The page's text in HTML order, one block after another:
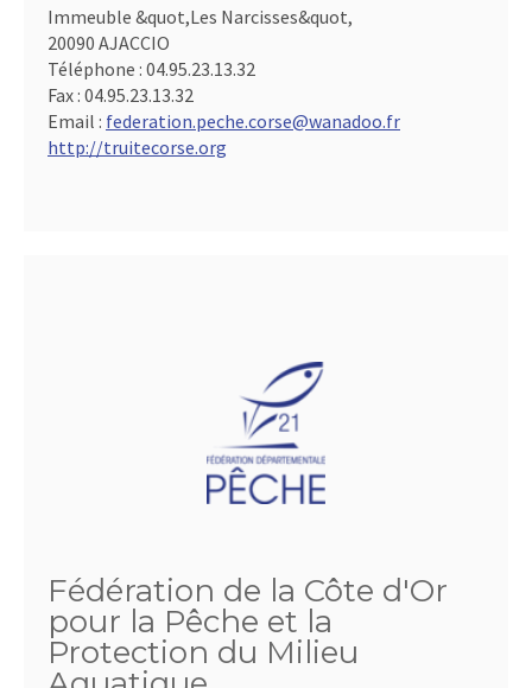
Immeuble &quot,Les Narcisses&quot,
20090 AJACCIO
Téléphone : 04.95.23.13.32
Fax : 04.95.23.13.32
Email : federation.peche.corse@wanadoo.fr
http://truitecorse.org
Fédération de la Côte d'Or
pour la Pêche et la
Protection du Milieu